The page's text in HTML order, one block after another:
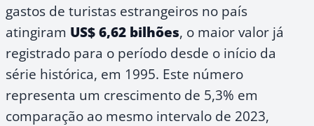
gastos de turistas estrangeiros no país
atingiram US$ 6,62 bilhões, o maior valor já
registrado para o período desde o início da
série histórica, em 1995. Este número
representa um crescimento de 5,3% em
comparação ao mesmo intervalo de 2023,